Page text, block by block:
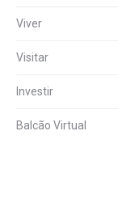
Viver
Visitar
Investir
Balcão Virtual